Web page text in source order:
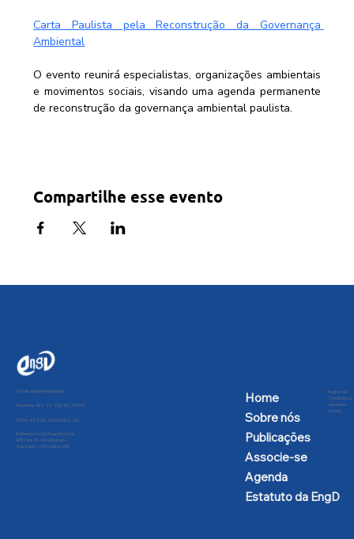
Carta Paulista pela Reconstrução da Governança
Ambiental
O evento reunirá especialistas, organizações ambientais
e movimentos sociais, visando uma agenda permanente
de reconstrução da governança ambiental paulista.
Compartilhe esse evento
E-mail:engd@engd.org.br
Telefone: +55 11 91592-2809
CNPJ: 47.205.991/0001-02
Endereço: Av Dr Hugo Beolchi,
445 Conj 25 - Vila Guarani -
São Paulo - CEP: 04310-030
Home
Sobre nós
Publicações
Associe-se
Agenda
Estatuto da EngD
Regras de
Convivência
nas redes
sociais